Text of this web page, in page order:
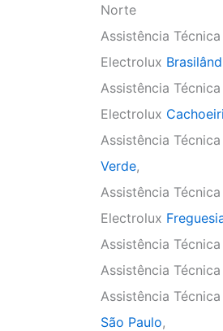
Norte
Assistência Técnica
Electrolux
Assistência Técnica
Electrolux
Assistência
Verde,
Assistência Técnica
Electrolux
Assistência
Assistência
Assistência
São Paulo,